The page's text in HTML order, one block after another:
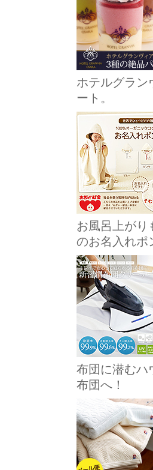
ホテルグラン
ート。
お風呂上がり
のお名入れポ
布団に潜むハ
布団へ！